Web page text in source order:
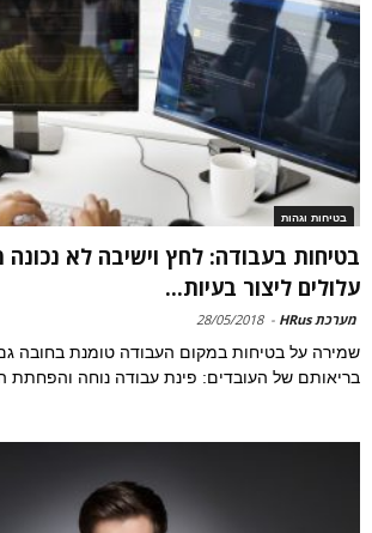
בטיחות וגהות
בטיחות בעבודה: לחץ וישיבה לא
עלולים ליצור בעיות...
מערכת HRus -
28/05/2018
שמירה על בטיחות במקום העבודה טומנת בחובה
בריאותם של העובדים: פינת עבודה נוחה והפחתת